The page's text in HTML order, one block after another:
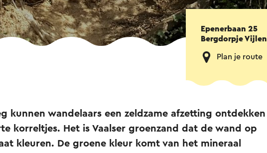
Epenerbaan 25
Bergdorpje Vijlen
Plan je route
kunnen wandelaars een zeldzame afzetting ontdekken
korreltjes. Het is Vaalser groenzand dat de wand op
kleuren. De groene kleur komt van het mineraal